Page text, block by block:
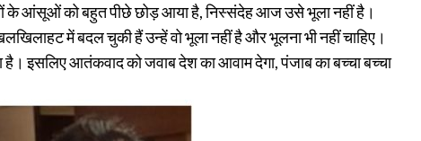
के आंसूओं को बहुत पीछे छोड़ आया है, निस्संदेह आज उसे भूला नहीं है।
में बदल चुकी हैं उन्हें वो भूला नहीं है और भूलना भी नहीं चाहिए।
इसलिए आतंकवाद को जवाब देश का आवाम देगा, पंजाब का बच्चा बच्चा